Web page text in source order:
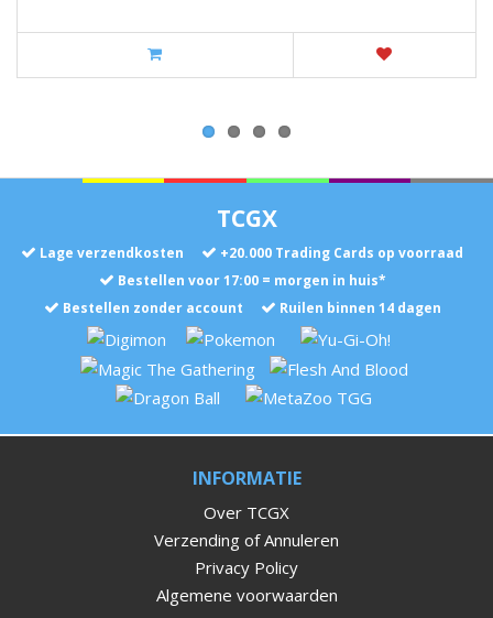
TCGX
Lage verzendkosten +20.000 Trading Cards op voorraad
Bestellen voor 17:00 = morgen in huis*
Bestellen zonder account
Ruilen binnen 14 dagen
INFORMATIE
Over TCGX
Verzending of Annuleren
Privacy Policy
Algemene voorwaarden